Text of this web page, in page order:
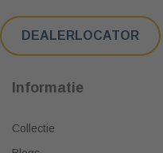
DEALERLOCATOR
Informatie
Collectie